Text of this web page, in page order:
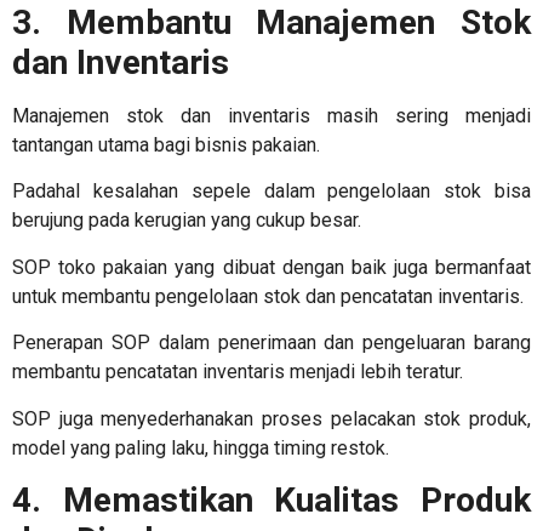
3. Membantu Manajemen Stok
dan Inventaris
Manajemen stok dan inventaris masih sering menjadi
tantangan utama bagi bisnis pakaian.
Padahal kesalahan sepele dalam pengelolaan stok bisa
berujung pada kerugian yang cukup besar.
SOP toko pakaian yang dibuat dengan baik juga bermanfaat
untuk membantu pengelolaan stok dan pencatatan inventaris.
Penerapan SOP dalam penerimaan dan pengeluaran barang
membantu pencatatan inventaris menjadi lebih teratur.
SOP juga menyederhanakan proses pelacakan stok produk,
model yang paling laku, hingga timing restok.
4. Memastikan Kualitas Produk